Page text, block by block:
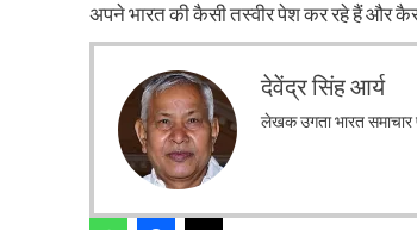
अपने भारत की कैसी तस्वीर पेश कर रहे हैं और
देवेंद्र सिंह आर्य
लेखक उगता भारत